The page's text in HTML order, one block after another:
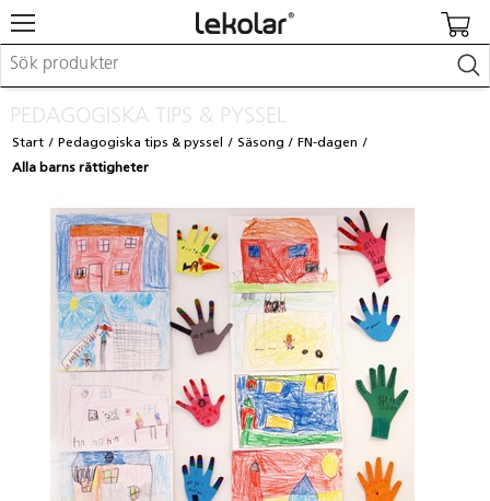
Möbler & inredning
Skapa
Leka
Barnvagnar & småbarnsartiklar
Skolförbrukning & kontorsmaterial
Logga in / Registrera dig
Hitta din säljare
Kontakta Lekolar
PEDAGOGISKA TIPS & PYSSEL
Start Pedagogiska tips & pyssel Säsong
FN-dagen
Alla barns rättigheter